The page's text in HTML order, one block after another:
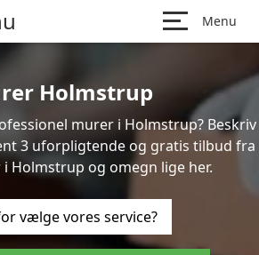
Menu
Holmstrup
murer i Holmstrup? Beskriv
3 uforpligtende og gratis tilbud fra
Holmstrup og omegn lige her.
vælge vores service?